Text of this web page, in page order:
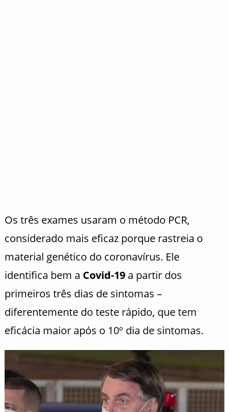
Os três exames usaram o método PCR,
considerado mais eficaz porque rastreia o
material genético do coronavírus. Ele
identifica bem a Covid-19a partir dos
primeiros três dias de sintomas –
diferentemente do teste rápido, que tem
eficácia maior após o 10º dia de sintomas.